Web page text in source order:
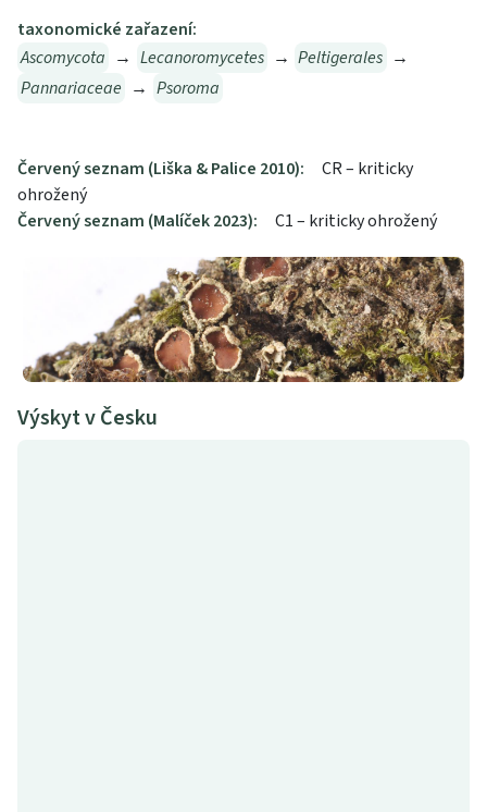
taxonomické zařazení:
Ascomycota → Lecanoromycetes → Peltigerales →
Pannariaceae → Psoroma
Červený seznam (Liška & Palice 2010):
CR – kriticky
ohrožený
Červený seznam (Malíček 2023):
C1 – kriticky ohrožený
Výskyt v Česku